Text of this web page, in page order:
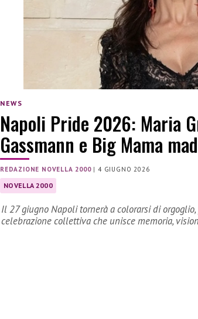
NEWS
Napoli Pride 2026: Maria
Gassmann e Big Mama
REDAZIONE NOVELLA 2000|4 GIUGNO 2026
NOVELLA 2000
Il 27 giugno Napoli tornerà a colorarsi di
celebrazione collettiva che unisce memoria,